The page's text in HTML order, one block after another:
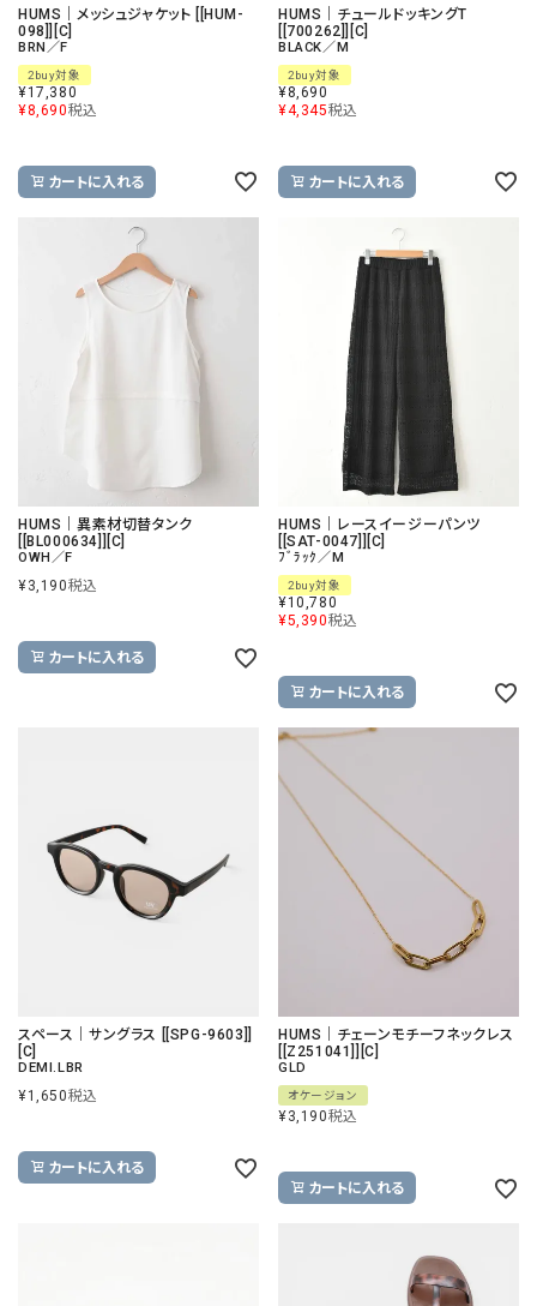
HUMS｜メッシュジャケット [[HUM-
098]][C]
BRN／F
2buy対象
¥17,380
¥8,690税込
カートに入れる
HUMS｜チュールドッキングT
[[700262]][C]
BLACK／M
2buy対象
¥8,690
¥4,345税込
カートに入れる
HUMS｜異素材切替タンク
[[BL000634]][C]
OWH／F
¥3,190税込
カートに入れる
HUMS｜レースイージーパンツ
[[SAT-0047]][C]
ﾌﾞﾗｯｸ／M
2buy対象
¥10,780
¥5,390税込
カートに入れる
スペース｜サングラス [[SPG-9603]]
[C]
DEMI.LBR
¥1,650税込
カートに入れる
HUMS｜チェーンモチーフネックレス
[[Z251041]][C]
GLD
オケージョン
¥3,190税込
カートに入れる